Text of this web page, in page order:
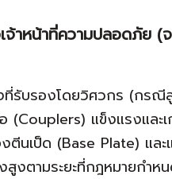
าหน้าที่ความปลอดภัย (
รับรองโดยวิศวกร (กรณี
แข็งแรงและเ
เป็ด (Base Plate) และ
งตามระยะที่กฎหมายกำ